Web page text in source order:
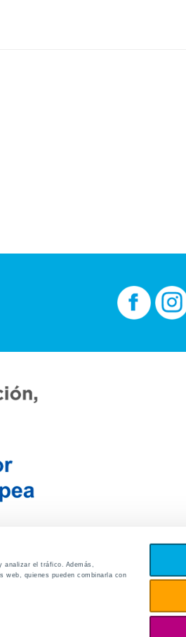
analizar el tráfico. Además,
web, quienes pueden combinarla con